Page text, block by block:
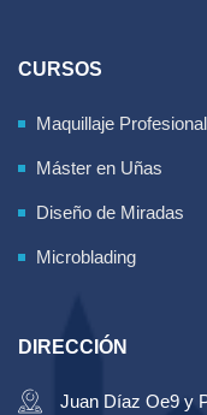
CURSOS
Maquillaje Profesional
Máster en Uñas
Diseño de Miradas
Microblading
DIRECCIÓN
Juan Díaz Oe9 y